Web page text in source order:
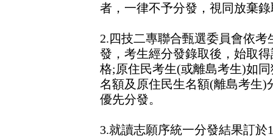
者，一律不予分發，視同放棄
2.四技二專聯合甄選委員會依
發，考生經分發錄取後，始取
格;原住民考生(或離島考生)如
名額及原住民生名額(離島考生)
優先分發。
3.就讀志願序統一分發結果訂於